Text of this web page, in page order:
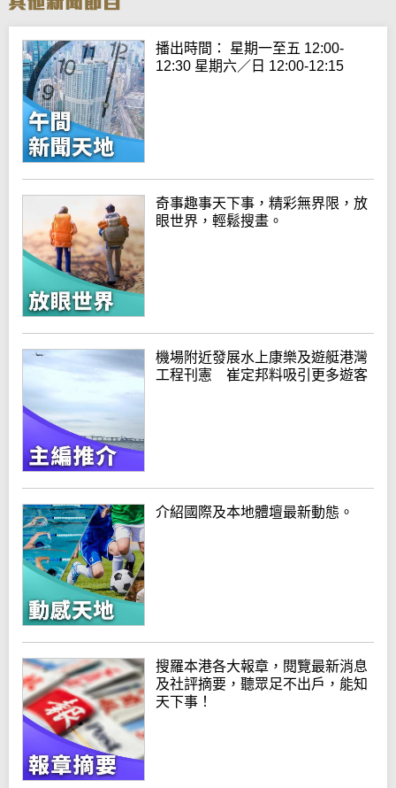
播出時間： 星期一至五 12:00-
12:30 星期六／日 12:00-12:15
奇事趣事天下事，精彩無界限，放
眼世界，輕鬆搜畫。
機場附近發展水上康樂及遊艇港灣
工程刊憲 崔定邦料吸引更多遊客
介紹國際及本地體壇最新動態。
搜羅本港各大報章，閱覽最新消息
及社評摘要，聽眾足不出戶，能知
天下事！